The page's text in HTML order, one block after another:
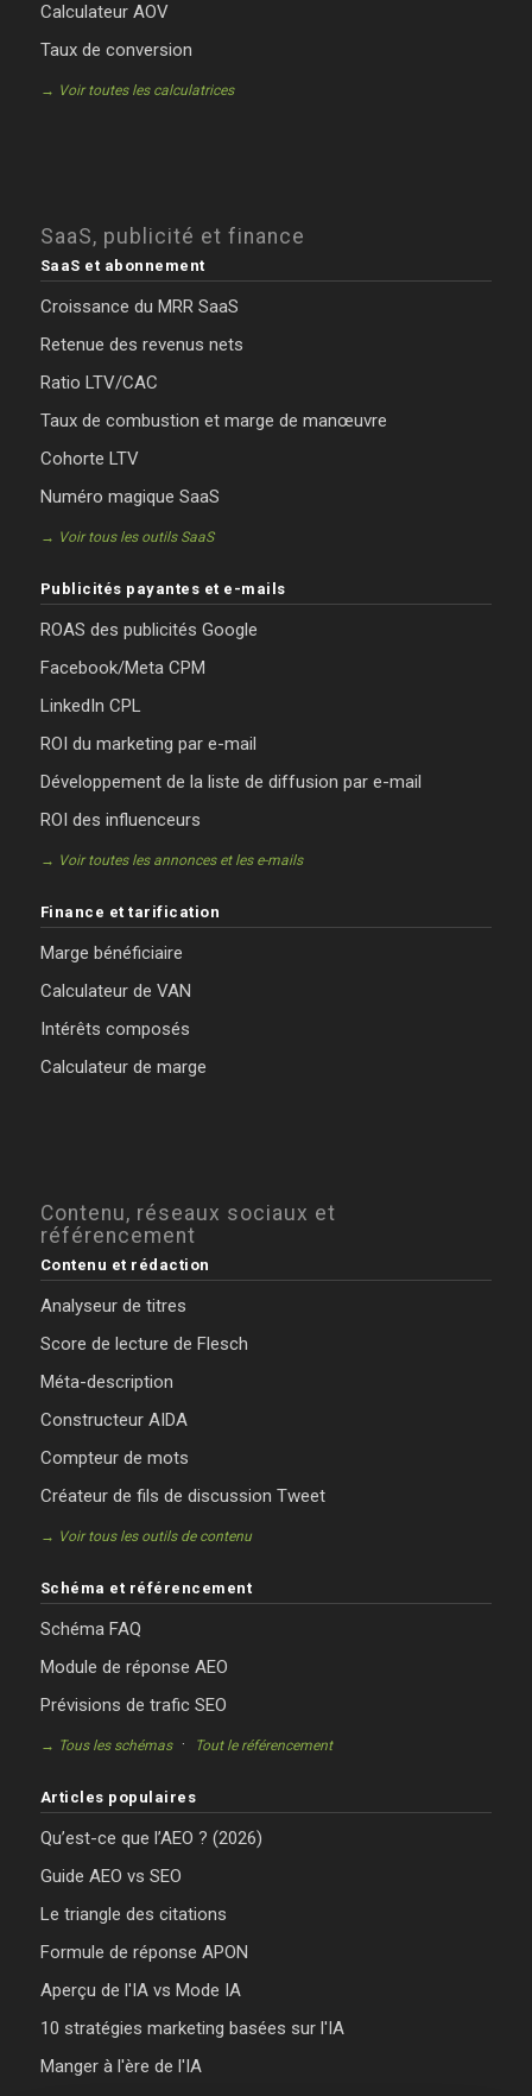
Calculateur AOV
Taux de conversion
→ Voir toutes les calculatrices
SaaS, publicité et finance
SaaS et abonnement
Croissance du MRR SaaS
Retenue des revenus nets
Ratio LTV/CAC
Taux de combustion et marge de manœuvre
Cohorte LTV
Numéro magique SaaS
→ Voir tous les outils SaaS
Publicités payantes et e-mails
ROAS des publicités Google
Facebook/Meta CPM
LinkedIn CPL
ROI du marketing par e-mail
Développement de la liste de diffusion par e-mail
ROI des influenceurs
→ Voir toutes les annonces et les e-mails
Finance et tarification
Marge bénéficiaire
Calculateur de VAN
Intérêts composés
Calculateur de marge
Contenu, réseaux sociaux et
référencement
Contenu et rédaction
Analyseur de titres
Score de lecture de Flesch
Méta-description
Constructeur AIDA
Compteur de mots
Créateur de fils de discussion Tweet
→ Voir tous les outils de contenu
Schéma et référencement
Schéma FAQ
Module de réponse AEO
Prévisions de trafic SEO
→ Tous les schémas· Tout le référencement
Articles populaires
Qu’est-ce que l’AEO ? (2026)
Guide AEO vs SEO
Le triangle des citations
Formule de réponse APON
Aperçu de l'IA vs Mode IA
10 stratégies marketing basées sur l'IA
Manger à l'ère de l'IA